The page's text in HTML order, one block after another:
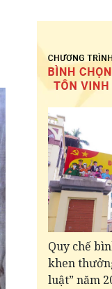
Quy chế
khen
luật” năm